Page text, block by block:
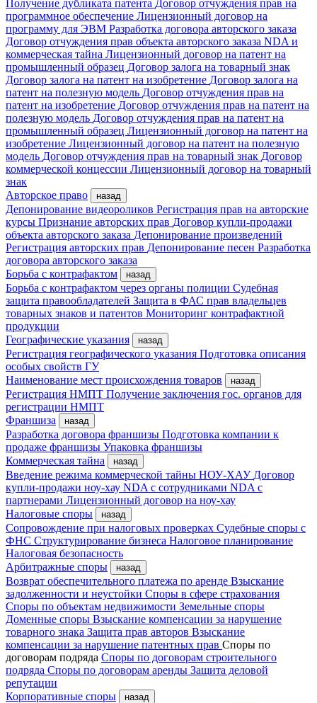
Получение дубликата патента Договор отчуждения прав на
программное обеспечение Лицензионный договор на
программу для ЭВМ Разработка договора авторского заказа
Договор отчуждения прав объекта авторского заказа NDA и
коммерческая тайна Лицензионный договор на патент на
промышленный образец Договор залога на товарный знак
Договор залога на патент на изобретение Договор залога на
патент на полезную модель Договор отчуждения прав на
патент на изобретение Договор отчуждения прав на патент на
полезную модель Договор отчуждения прав на патент на
промышленный образец Лицензионный договор на патент на
изобретение Лицензионный договор на патент на полезную
модель Договор отчуждения прав на товарный знак Договор
коммерческой концессии Лицензионный договор на товарный
знак
Авторское право
назад
Депонирование видеороликов Регистрация прав на авторские
курсы Признание авторских прав Договор купли-продажи
объекта авторского заказа Депонирование произведений
Регистрация авторских прав Депонирование песен Разработка
договора авторского заказа
Борьба с контрафактом
назад
Борьба с контрафактом через органы полиции Судебная
защита правообладателей Защита в ФАС прав владельцев
товарных знаков и патентов Мониторинг контрафактной
продукции
Географические указания
назад
Регистрация географического указания Подготовка описания
особых свойств ГУ
Наименование мест происхождения товаров
назад
Регистрация НМПТ Получение заключения гос. органов для
регистрации НМПТ
Франшиза
назад
Разработка договора франшизы Подготовка компании к
продаже франшизы Упаковка франшизы
Коммерческая тайна
назад
Введение режима коммерческой тайны НОУ-ХАУ Договор
купли-продажи ноу-хау NDA с сотрудниками NDA с
партнерами Лицензионный договор на ноу-хау
Налоговые споры
назад
Сопровождение при налоговых проверках Судебные споры с
ФНС Структурирование бизнеса Налоговое планирование
Налоговая безопасность
Арбитражные споры
назад
Возврат обеспечительного платежа по аренде Взыскание
задолженности и неустойки Споры в сфере страхования
Споры по объектам недвижимости Земельные споры
Доменные споры Взыскание компенсации за нарушение
товарного знака Защита прав авторов Взыскание
компенсации за нарушение патентных прав Споры по
договорам подряда Споры по договорам строительного
подряда Споры по договорам аренды Защита деловой
репутации
Корпоративные споры
назад